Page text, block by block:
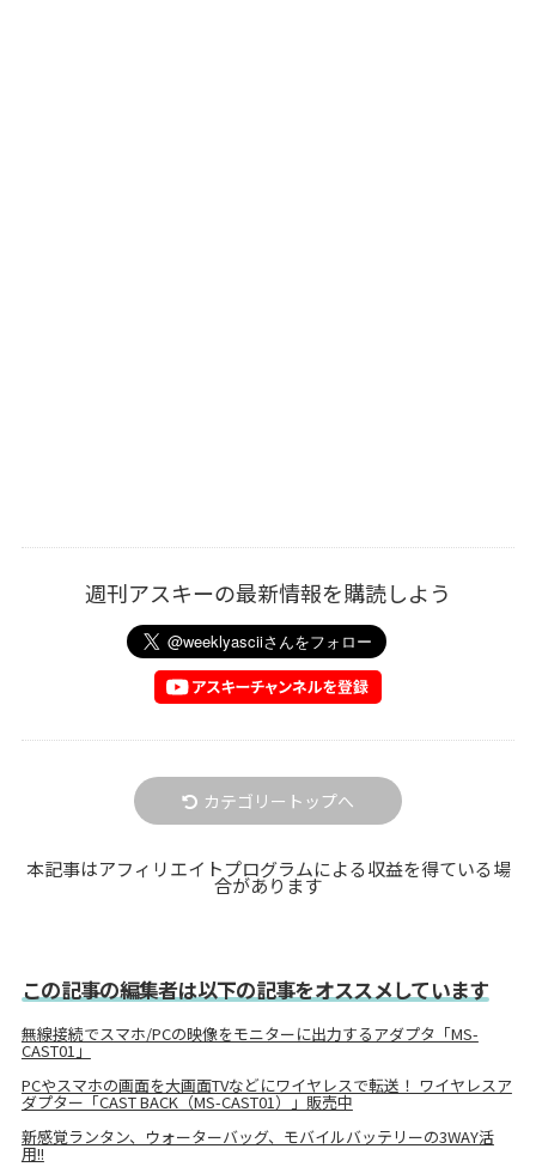
週刊アスキーの最新情報を購読しよう
カテゴリートップへ
本記事はアフィリエイトプログラムによる収益を得ている場
合があります
この記事の編集者は以下の記事をオススメしています
無線接続でスマホ/PCの映像をモニターに出力するアダプタ「MS-
CAST01」
PCやスマホの画面を大画面TVなどにワイヤレスで転送！ ワイヤレスア
ダプター「CAST BACK（MS-CAST01）」販売中
新感覚ランタン、ウォーターバッグ、モバイルバッテリーの3WAY活
用!!